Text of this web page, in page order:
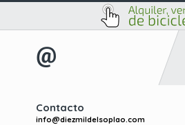
Contacto
info@diezmildelsoplao.com